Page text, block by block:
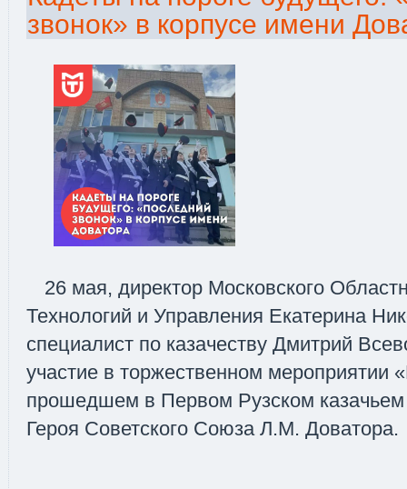
звонок» в корпусе имени
26 мая, директор Московского
Технологий и Управления Екатерина
специалист по казачеству Дмитрий
участие в торжественном мероприятии
прошедшем в Первом Рузском казачьем
Героя Советского Союза Л.М. Доватора.